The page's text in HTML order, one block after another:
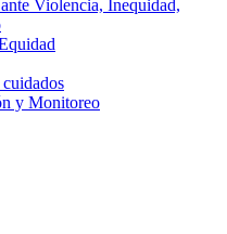
Violencia, Inequidad,
y Monitoreo